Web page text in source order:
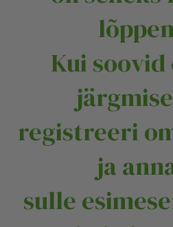
Kui soovid
registreeri
ja
sulle